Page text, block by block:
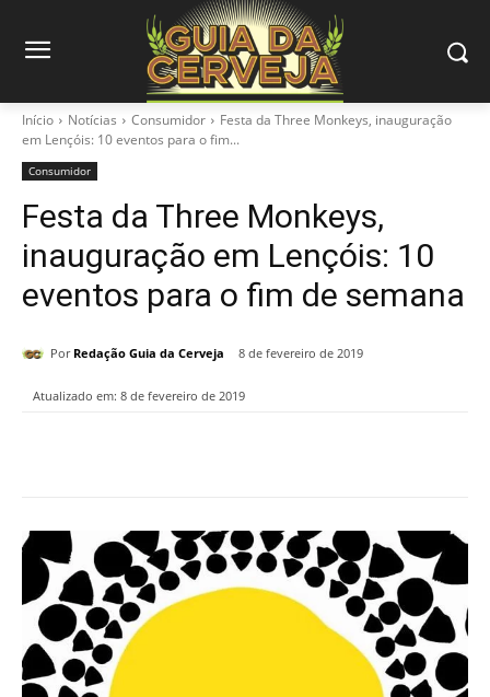
Início Notícias Consumidor
Festa da Three Monkeys, inauguração
em Lençóis: 10 eventos para o fim...
Consumidor
Festa da Three Monkeys,
inauguração em Lençóis: 10
eventos para o fim de semana
Por Redação Guia da Cerveja 8 de fevereiro de 2019
Atualizado em: 8 de fevereiro de 2019